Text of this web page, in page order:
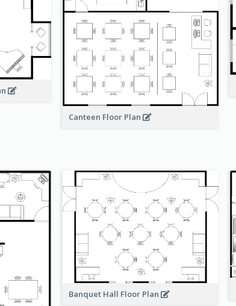
Canteen Floor Plan
Banquet Hall Floor Plan